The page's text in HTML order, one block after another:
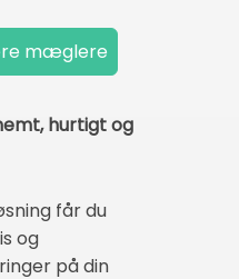
hurtigt og
får du
og
på din